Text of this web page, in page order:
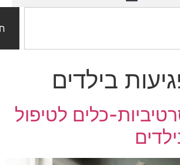
בילדים
כלים לטיפול